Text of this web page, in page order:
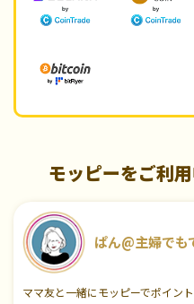
モッピーをご利
ぱん@主婦でも
ママ友と一緒にモッピーでポイン